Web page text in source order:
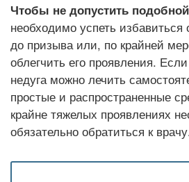
Чтобы не допустить
необходимо успеть избавиться
до призыва или, по крайней
облегчить его проявления.
недуга можно лечить
простые и распространенные
крайне тяжелых проявлениях
обязательно обратиться к